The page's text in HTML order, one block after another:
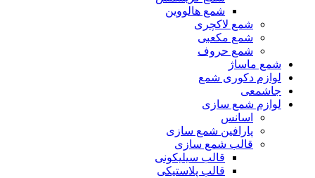
شمع هالووین
شمع لاکچری
شمع مکعبی
شمع حروف
شمع ماساژ
لوازم دکوری شمع
جاشمعی
لوازم شمع سازی
اسانس
پارافین شمع سازی
قالب شمع سازی
قالب سیلیکونی
قالب پلاستیکی